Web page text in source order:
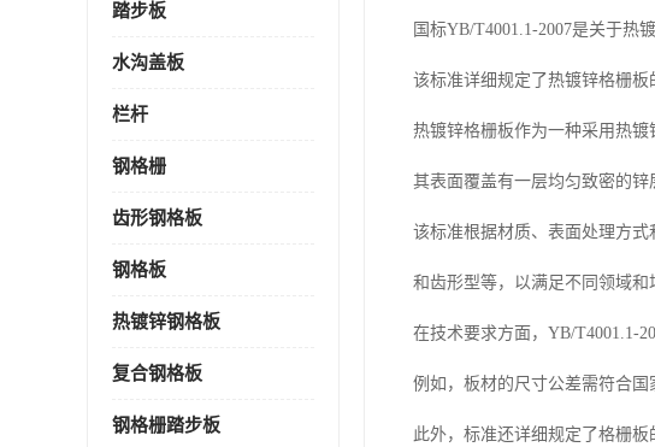
踏步板
水沟盖板
栏杆
钢格栅
齿形钢格板
钢格板
热镀锌钢格板
复合钢格板
钢格栅踏步板
国标YB/T4001.1-2007是关于热
该标准详细规定了热镀锌格栅板
热镀锌格栅板作为一种采用热镀
其表面覆盖有一层均匀致密的锌
该标准根据材质、表面处理方
和齿形型等，以满足不同领域和
在技术要求方面，YB/T4001.1-
例如，板材的尺寸公差需符合国
此外，标准还详细规定了格栅